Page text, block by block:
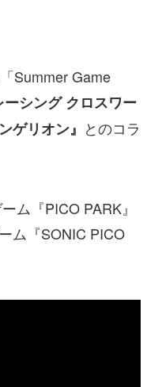
Summer Game
ーシング クロスワー
ゲリオン』 とのコラ
ム『PICO PARK』
ム『SONIC PICO